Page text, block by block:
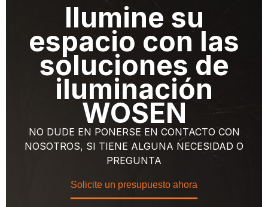
Ilumine su
espacio con las
soluciones de
iluminación
WOSEN
NO DUDE EN PONERSE EN CONTACTO CON
NOSOTROS, SI TIENE ALGUNA NECESIDAD O
PREGUNTA
Solicite un presupuesto ahora